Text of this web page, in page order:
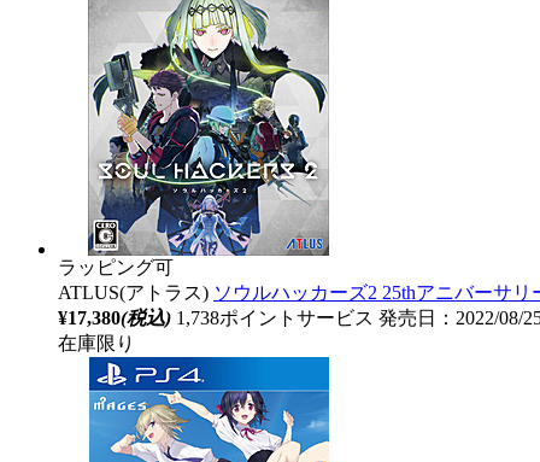
ラッピング可
ATLUS(アトラス) ソウルハッカーズ2 25thアニバーサリ
¥17,380(税込) 1,738ポイントサービス 発売日：2022/08/
在庫限り